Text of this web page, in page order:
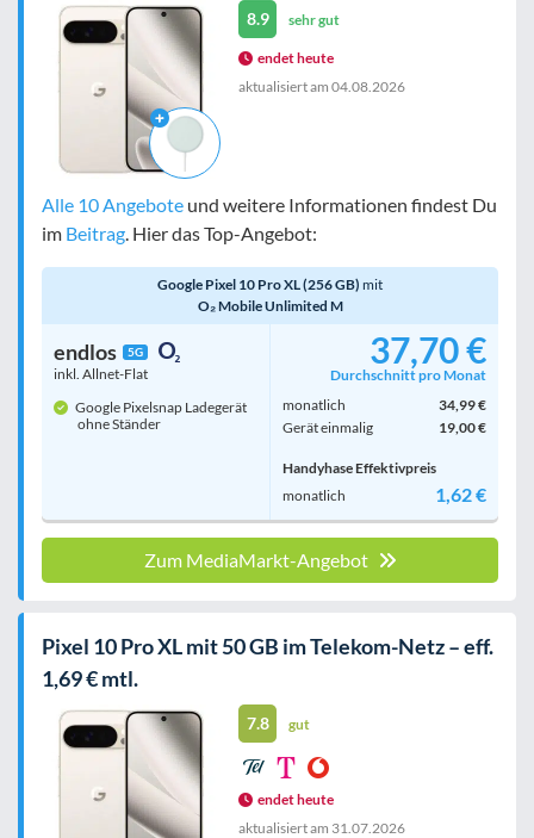
Bewertung
Filter zurücksetzen
8.9 sehr gut
endet heute
aktualisiert am 04.08.2026
Alle 10 Angebote und weitere Informationen findest Du
im Beitrag. Hier das Top-Angebot:
Google Pixel 10 Pro XL (256 GB) mit
O₂ Mobile Unlimited M
endlos 5G
inkl. Allnet-Flat
Google Pixelsnap Ladegerät
ohne Ständer
37,70 €
Durchschnitt pro Monat
monatlich
34,99 €
Gerät einmalig
19,00 €
Handyhase Effektivpreis
monatlich
1,62 €
Zum MediaMarkt-Angebot
Pixel 10 Pro XL mit 50 GB im Telekom-Netz – eff.
1,69 € mtl.
7.8 gut
endet heute
aktualisiert am 31.07.2026